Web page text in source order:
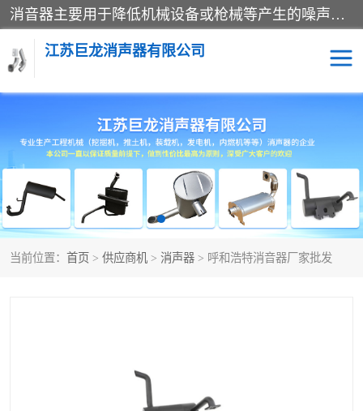
消音器主要用于降低机械设备或枪械等产生的噪声。它通过阻尼或增加排气面积来降低排气速度和功率，从而降低噪声。常见的消音器类型包括阻性消声器、抗性消声器、共振消声器以及阻抗复合式消声器等。这些消音器各有特点，适用于不同频率的噪声消除。
江苏巨龙消声器有限公司
当前位置： 首页 > 供应商机 > 消声器 > 呼和浩特消音器厂家批发
消声器